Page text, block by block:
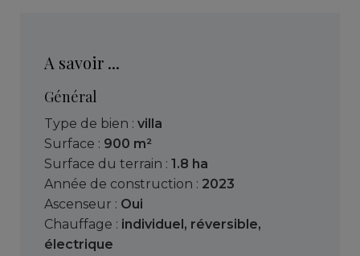
A savoir ...
Général
Type de bien : villa
Surface : 900 m²
Surface du terrain : 1.8 ha
Année de construction : 2023
Ascenseur : Oui
Chauffage : individuel , réversible,
électrique